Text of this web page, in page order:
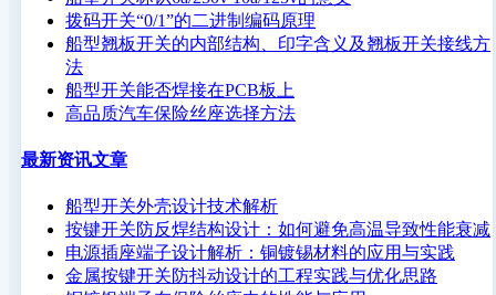
拨码开关“0/1”的二进制编码原理
船型翘板开关的内部结构、印字含义及翘板开关接线方
法
船型开关能否焊接在PCB板上
高品质汽车保险丝座选择方法
最新资讯文章
船型开关外壳设计技术解析
按键开关防反焊结构设计：如何避免高温导致性能衰减
电源插座端子设计解析：铜镀锡材料的应用与实践
金属按键开关防抖动设计的工程实践与优化思路